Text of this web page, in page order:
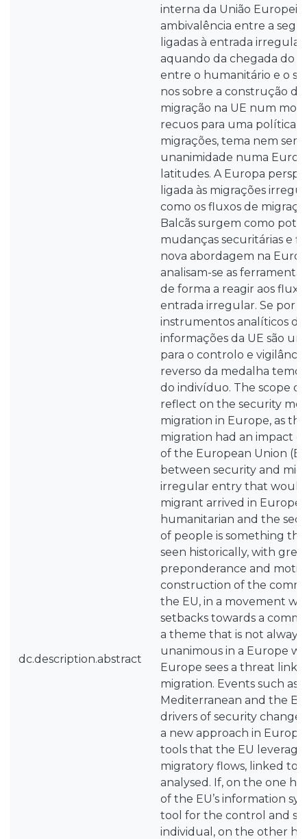
dc.description.abstract
interna da União Europeia
ambivalência entre a
ligadas à entrada
aquando da chegada do
entre o humanitário e o
nos sobre a construção
migração na UE num
recuos para uma política
migrações, tema nem
unanimidade numa
latitudes. A Europa
ligada às migrações
como os fluxos de
Balcãs surgem como
mudanças securitárias e
nova abordagem na
analisam-se as
de forma a reagir aos
entrada irregular. Se por
instrumentos analíticos
informações da UE são
para o controlo e
reverso da medalha
do indivíduo. The scope
reflect on the security
migration in Europe, as
migration had an impact
of the European Union
between security and
irregular entry that
migrant arrived in
humanitarian and the
of people is something
seen historically, with
preponderance and
construction of the
the EU, in a movement
setbacks towards a
a theme that is not
unanimous in a Europe
Europe sees a threat
migration. Events such as
Mediterranean and the
drivers of security
a new approach in
tools that the EU
migratory flows, linked to
analysed. If, on the one
of the EU’s information
tool for the control and
individual, on the other